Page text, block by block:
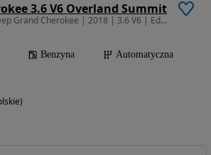
3.6 V6 Overland Summit
3604 cm3 • 285 KM • Jeep Grand Cherokee | 2018 | 3.6 V6 | Edycja na 25 lecie marki
Benzyna
Automatyczna